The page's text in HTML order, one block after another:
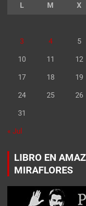
L M X
3 4 5
10 11 12
17 18 19
24 25 26
31
« Jul
LIBRO EN
MIRAFLORES